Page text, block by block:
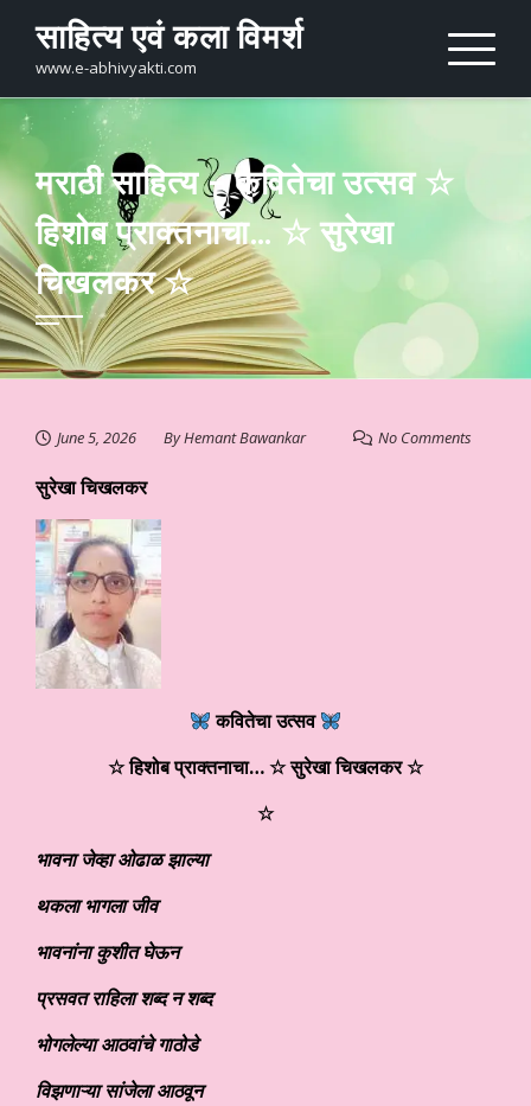
content
साहित्य एवं कला विमर्श
www.e-abhivyakti.com
मराठी साहित्य – कवितेचा उत्सव ☆
हिशोब प्राक्तनाचा… ☆ सुरेखा
चिखलकर ☆
June 5, 2026 ByHemant Bawankar No Comments
सुरेखा चिखलकर
कवितेचा उत्सव
☆ हिशोब प्राक्तनाचा…☆ सुरेखा चिखलकर ☆
☆
भावना जेव्हा ओढाळ झाल्या
थकला भागला जीव
भावनांना कुशीत घेऊन
प्रसवत राहिला शब्द न शब्द
भोगलेल्या आठवांचे गाठोडे
विझणाऱ्या सांजेला आठवून